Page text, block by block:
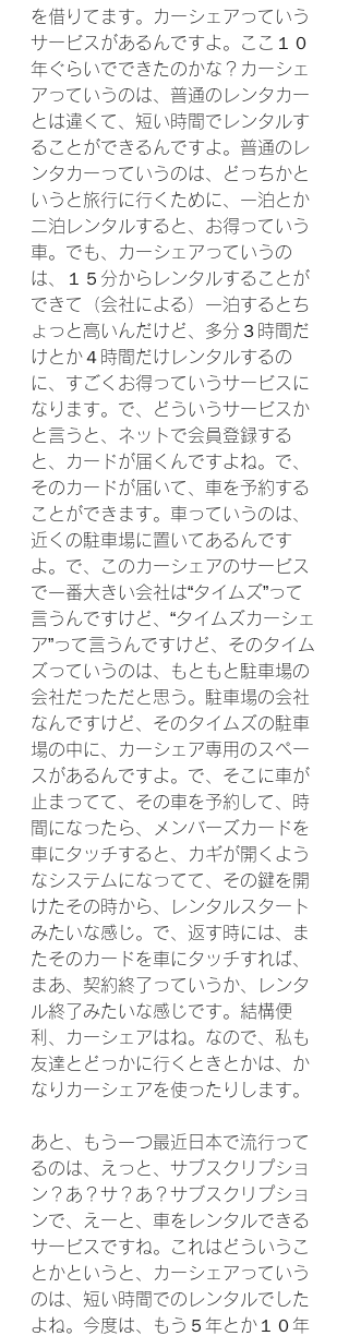
を借りてます。カーシェアっていう
サービスがあるんですよ。ここ１０
年ぐらいでできたのかな？カーシェ
アっていうのは、普通のレンタカー
とは違くて、短い時間でレンタルす
ることができるんですよ。普通のレ
ンタカーっていうのは、どっちかと
いうと旅行に行くために、一泊とか
二泊レンタルすると、お得っていう
車。でも、カーシェアっていうの
は、１５分からレンタルすることが
できて（会社による）一泊するとち
ょっと高いんだけど、多分３時間だ
けとか４時間だけレンタルするの
に、すごくお得っていうサービスに
なります。で、どういうサービスか
と言うと、ネットで会員登録する
と、カードが届くんですよね。で、
そのカードが届いて、車を予約する
ことができます。車っていうのは、
近くの駐車場に置いてあるんです
よ。で、このカーシェアのサービス
で一番大きい会社は“タイムズ”って
言うんですけど、“タイムズカーシェ
ア”って言うんですけど、そのタイム
ズっていうのは、もともと駐車場の
会社だっただと思う。駐車場の会社
なんですけど、そのタイムズの駐車
場の中に、カーシェア専用のスペー
スがあるんですよ。で、そこに車が
止まってて、その車を予約して、時
間になったら、メンバーズカードを
車にタッチすると、カギが開くよう
なシステムになってて、その鍵を開
けたその時から、レンタルスタート
みたいな感じ。で、返す時には、ま
たそのカードを車にタッチすれば、
まあ、契約終了っていうか、レンタ
ル終了みたいな感じです。結構便
利、カーシェアはね。なので、私も
友達とどっかに行くときとかは、か
なりカーシェアを使ったりします。
あと、もう一つ最近日本で流行って
るのは、えっと、サブスクリプショ
ン？あ？サ？あ？サブスクリプショ
ンで、えーと、車をレンタルできる
サービスですね。これはどういうこ
とかというと、カーシェアっていう
のは、短い時間でのレンタルでした
よね。今度は、もう５年とか１０年